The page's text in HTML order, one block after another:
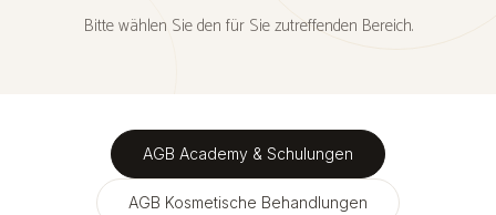
Bitte wählen Sie den für Sie zutreffenden Bereich.
AGB Academy & Schulungen
AGB Kosmetische Behandlungen